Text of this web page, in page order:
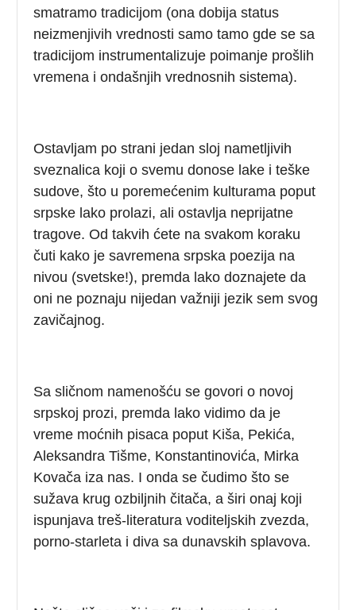
smatramo tradicijom (ona dobija status
neizmenjivih vrednosti samo tamo gde se sa
tradicijom instrumentalizuje poimanje prošlih
vremena i ondašnjih vrednosnih sistema).
Ostavljam po strani jedan sloj nametljivih
sveznalica koji o svemu donose lake i teške
sudove, što u poremećenim kulturama poput
srpske lako prolazi, ali ostavlja neprijatne
tragove. Od takvih ćete na svakom koraku
čuti kako je savremena srpska poezija na
nivou (svetske!), premda lako doznajete da
oni ne poznaju nijedan važniji jezik sem svog
zavičajnog.
Sa sličnom namenošću se govori o novoj
srpskoj prozi, premda lako vidimo da je
vreme moćnih pisaca poput Kiša, Pekića,
Aleksandra Tišme, Konstantinovića, Mirka
Kovača iza nas. I onda se čudimo što se
sužava krug ozbiljnih čitača, a širi onaj koji
ispunjava treš-literatura voditeljskih zvezda,
porno-starleta i diva sa dunavskih splavova.